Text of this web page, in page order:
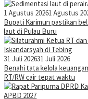
1 Agustus 20261 Agustus
Bupati Karimun pastikan
laut di Pulau Buru
31 Juli 202631 Juli 2026
Benahi tata kelola
RT/RW cair tepat waktu